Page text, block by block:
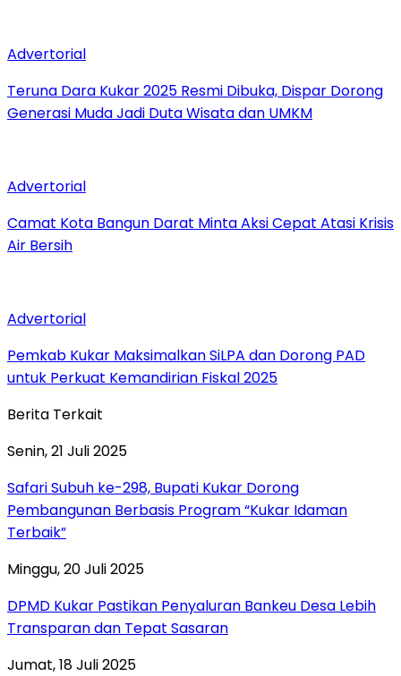
Advertorial
Teruna Dara Kukar 2025 Resmi Dibuka, Dispar Dorong
Generasi Muda Jadi Duta Wisata dan UMKM
Advertorial
Camat Kota Bangun Darat Minta Aksi Cepat Atasi Krisis
Air Bersih
Advertorial
Pemkab Kukar Maksimalkan SiLPA dan Dorong PAD
untuk Perkuat Kemandirian Fiskal 2025
Berita Terkait
Senin, 21 Juli 2025
Safari Subuh ke-298, Bupati Kukar Dorong
Pembangunan Berbasis Program “Kukar Idaman
Terbaik”
Minggu, 20 Juli 2025
DPMD Kukar Pastikan Penyaluran Bankeu Desa Lebih
Transparan dan Tepat Sasaran
Jumat, 18 Juli 2025